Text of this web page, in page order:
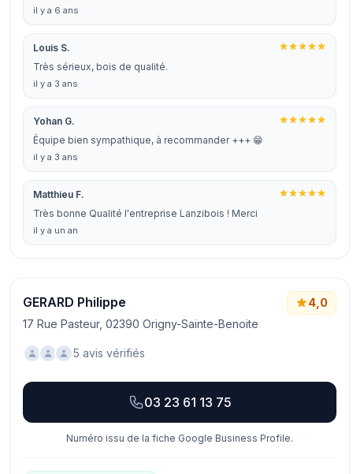
il y a 6 ans
Louis S.
Très sérieux, bois de qualité.
il y a 3 ans
Yohan G.
Équipe bien sympathique, à recommander +++ 😁
il y a 3 ans
Matthieu F.
Très bonne Qualité l'entreprise Lanzibois ! Merci
il y a un an
GERARD Philippe
17 Rue Pasteur, 02390 Origny-Sainte-Benoite
4,0
5 avis vérifiés
03 23 61 13 75
Numéro issu de la fiche Google Business Profile.